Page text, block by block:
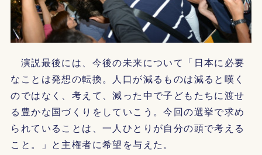
演説最後には、今後の未来について「日本に必要
なことは発想の転換。人口が減るものは減ると嘆く
のではなく、考えて、減った中で子どもたちに渡せ
る豊かな国づくりをしていこう。今回の選挙で求め
られていることは、一人ひとりが自分の頭で考える
こと。」と主権者に希望を与えた。